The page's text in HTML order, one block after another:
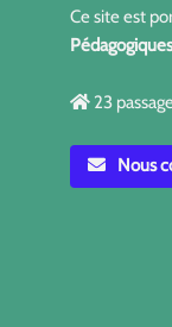
Ce site est
Pédagogiques
23
Nous